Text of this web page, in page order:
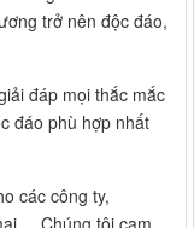
trở nên độc đáo,
đáp mọi thắc mắc
đáo phù hợp nhất
các công ty,
Chúng tôi cam